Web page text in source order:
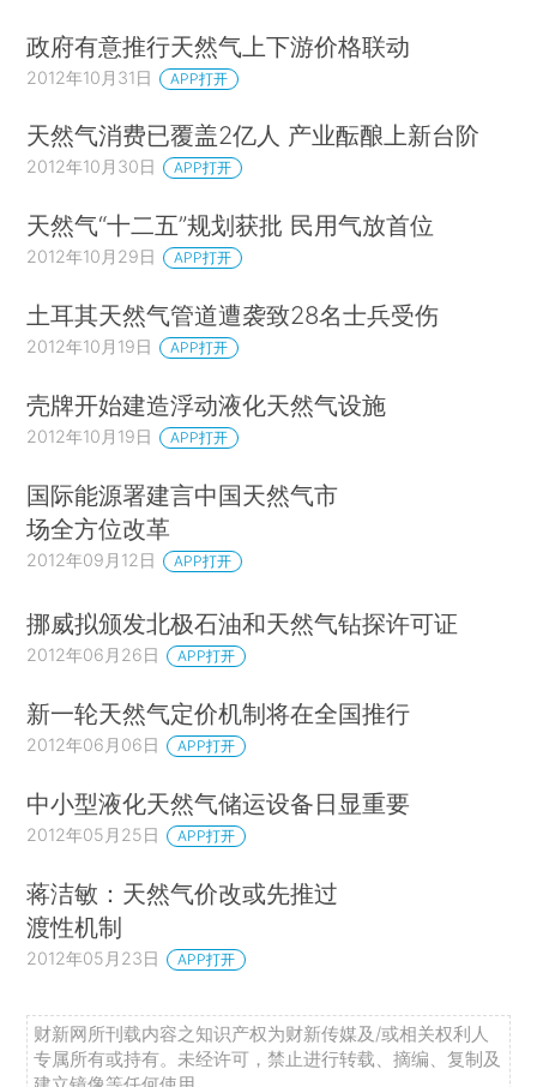
政府有意推行天然气上下游价格联动
2012年10月31日 APP打开
天然气消费已覆盖2亿人 产业酝酿上新台阶
2012年10月30日 APP打开
天然气“十二五”规划获批 民用气放首位
2012年10月29日 APP打开
土耳其天然气管道遭袭致28名士兵受伤
2012年10月19日 APP打开
壳牌开始建造浮动液化天然气设施
2012年10月19日 APP打开
国际能源署建言中国天然气市
场全方位改革
2012年09月12日 APP打开
挪威拟颁发北极石油和天然气钻探许可证
2012年06月26日 APP打开
新一轮天然气定价机制将在全国推行
2012年06月06日 APP打开
中小型液化天然气储运设备日显重要
2012年05月25日 APP打开
蒋洁敏：天然气价改或先推过
渡性机制
2012年05月23日 APP打开
财新网所刊载内容之知识产权为财新传媒及/或相关权利人
专属所有或持有。未经许可，禁止进行转载、摘编、复制及